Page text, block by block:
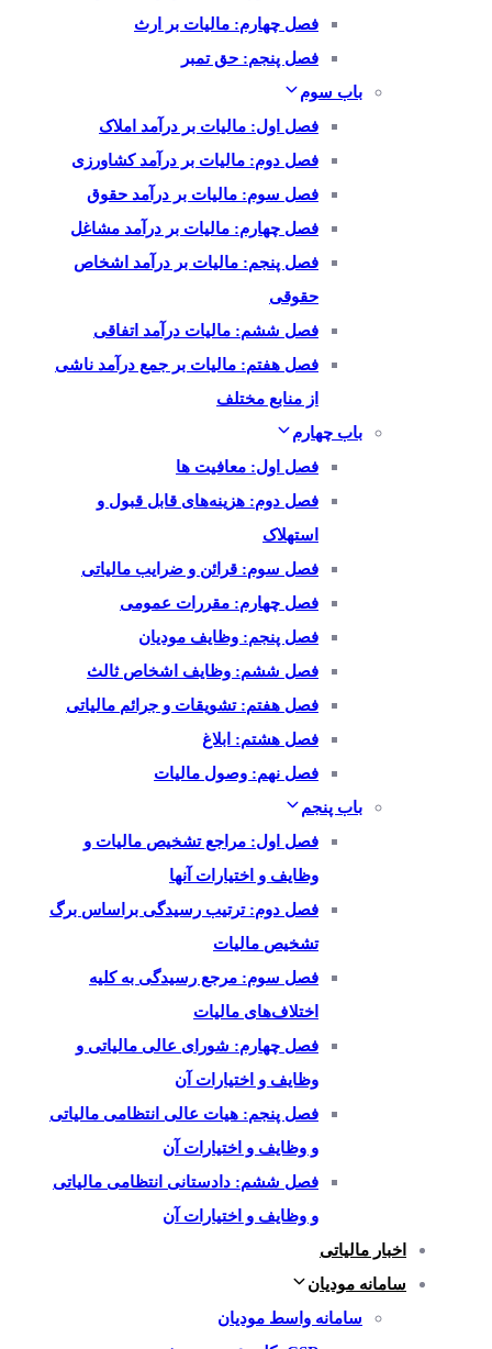
فصل چهارم: مالیات بر ارث
فصل پنجم: حق تمبر
باب سوم
فصل اول: مالیات بر درآمد املاک
فصل دوم: مالیات بر درآمد کشاورزی
فصل سوم: مالیات بر درآمد حقوق
فصل چهارم: مالیات بر درآمد مشاغل
فصل پنجم: مالیات بر درآمد اشخاص
حقوقی
فصل ششم: مالیات درآمد اتفاقی
فصل هفتم: مالیات بر جمع درآمد ناشی
از منابع مختلف
باب چهارم
فصل اول: معافیت ها
فصل دوم: هزینه‌های قابل قبول و
استهلاک
فصل سوم: قرائن و ضرایب مالیاتی
فصل چهارم: مقررات عمومی
فصل پنجم: وظایف مودیان
فصل ششم: وظایف اشخاص ثالث
فصل هفتم: تشویقات و جرائم مالیاتی
فصل هشتم: ابلاغ
فصل نهم: وصول مالیات
باب پنجم
فصل اول: مراجع تشخیص مالیات و
وظایف و اختیارات آنها
فصل دوم: ترتیب رسیدگی براساس برگ
تشخیص مالیات
فصل سوم: مرجع رسیدگی به کلیه
اختلاف‌های مالیات
فصل چهارم: شورای عالی مالیاتی و
وظایف و اختیارات آن
فصل پنجم: هیات عالی انتظامی مالیاتی
و وظایف و اختیارات آن
فصل ششم: دادستانی انتظامی مالیاتی
و وظایف و اختیارات آن
اخبار مالیاتی
سامانه مودیان
سامانه واسط مودیان